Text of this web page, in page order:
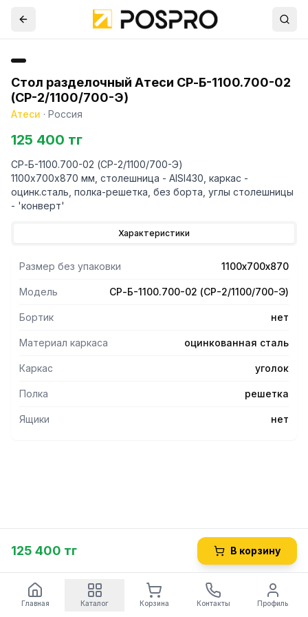
Стол разделочный Атеси СР-Б-1100.700-02
(СР-2/1100/700-Э)
Атеси · Россия
125 400 тг
СР-Б-1100.700-02 (СР-2/1100/700-Э)
1100х700х870 мм, столешница - AISI430, каркас -
оцинк.сталь, полка-решетка, без борта, углы столешницы
- 'конверт'
Характеристики
Размер без упаковки 1100х700х870
Модель СР-Б-1100.700-02 (СР-2/1100/700-Э)
Бортик нет
Материал каркаса оцинкованная сталь
Каркас уголок
Полка решетка
Ящики нет
125 400 тг В корзину
Главная Каталог Корзина Контакты Профиль